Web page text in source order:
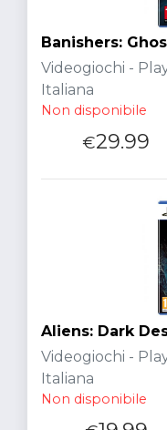
Banishers:
Videogiochi -
Italiana
Non disponibile
€29.99
Aliens: Dark
Videogiochi -
Italiana
Non disponibile